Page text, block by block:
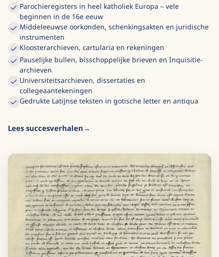
Parochieregisters in heel katholiek Europa – vele
beginnen in de 16e eeuw
Middeleeuwse oorkonden, schenkingsakten en juridische
instrumenten
Kloosterarchieven, cartularia en rekeningen
Pauselijke bullen, bisschoppelijke brieven en Inquisitie-
archieven
Universiteitsarchieven, dissertaties en
collegeaantekeningen
Gedrukte Latijnse teksten in gotische letter en antiqua
Lees succesverhalen